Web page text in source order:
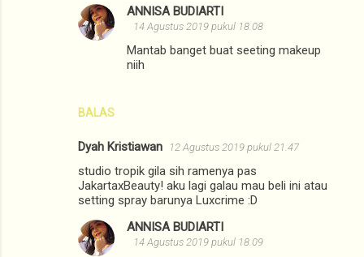
BALAS
ANNISA BUDIARTI
14 Agustus 2019 pukul 18.08
Mantab banget buat seeting makeup
niih
Dyah Kristiawan 12 Agustus 2019 pukul 21.47
studio tropik gila sih ramenya pas
JakartaxBeauty! aku lagi galau mau beli ini atau
setting spray barunya Luxcrime :D
ANNISA BUDIARTI
14 Agustus 2019 pukul 18.09